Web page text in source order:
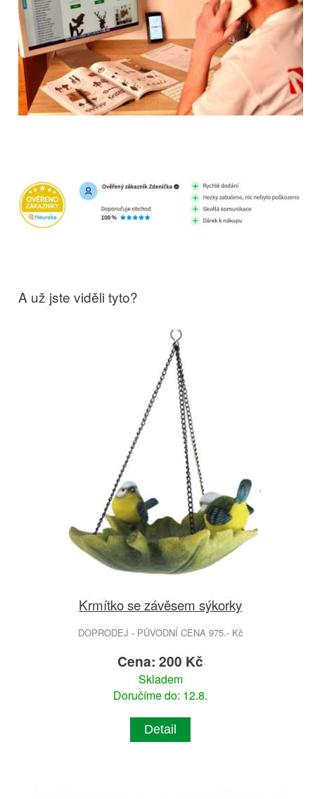
A už jste viděli tyto?
Krmítko se závěsem sýkorky
DOPRODEJ - PŮVODNÍ CENA 975.- Kč
Cena: 200 Kč
Skladem
Doručíme do: 12.8.
Detail